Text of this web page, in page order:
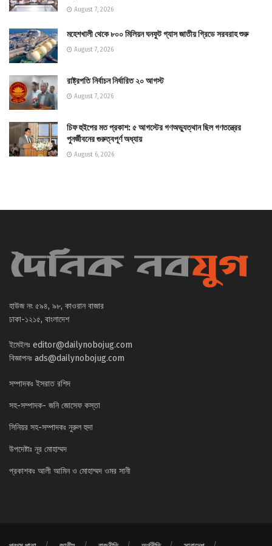
August 7, 2026
মহেশখালী থেকে ৮০০ মিলিয়ন ঘনফুট গ্যাস জাতীয় গ্রিডে সরবরাহ শুরু
August 7, 2026
রাষ্ট্রপতি নির্বাচন নির্ধারিত ২০ আগস্ট
August 7, 2026
চিফ হুইপের মত প্রকাশ: ৫ আগস্টের গণঅভ্যুত্থান ছিল গণতন্ত্রের
পুনর্জীবনের গুরুত্বপূর্ণ অধ্যায়
August 6, 2026
হাউজ নং ৫৯৪, ৯৮, কাওরান বাজার
ঢাকা-১২১৫, বাংলাদেশ
ইমেইলঃ editor@dailynobojug.com
বিজ্ঞাপনঃ ads@dailynobojug.com
সম্পাদকঃ ইসরাত রশিদ
সহ-সম্পাদক- জনি জোসেফ কস্তা
সিনিয়র সহ-সম্পাদকঃ নুরুল হুদা
উপদেষ্টাঃ নূর মোহাম্মদ
প্রকাশকঃ আলী আমিন ও মোহাম্মদ ওমর সানী